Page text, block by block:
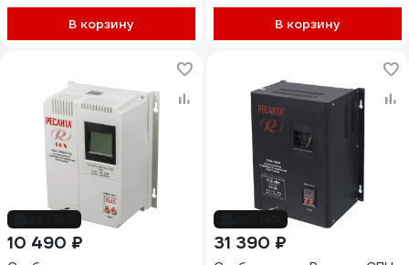
В корзину В корзину
10 490 ₽ 31 390 ₽